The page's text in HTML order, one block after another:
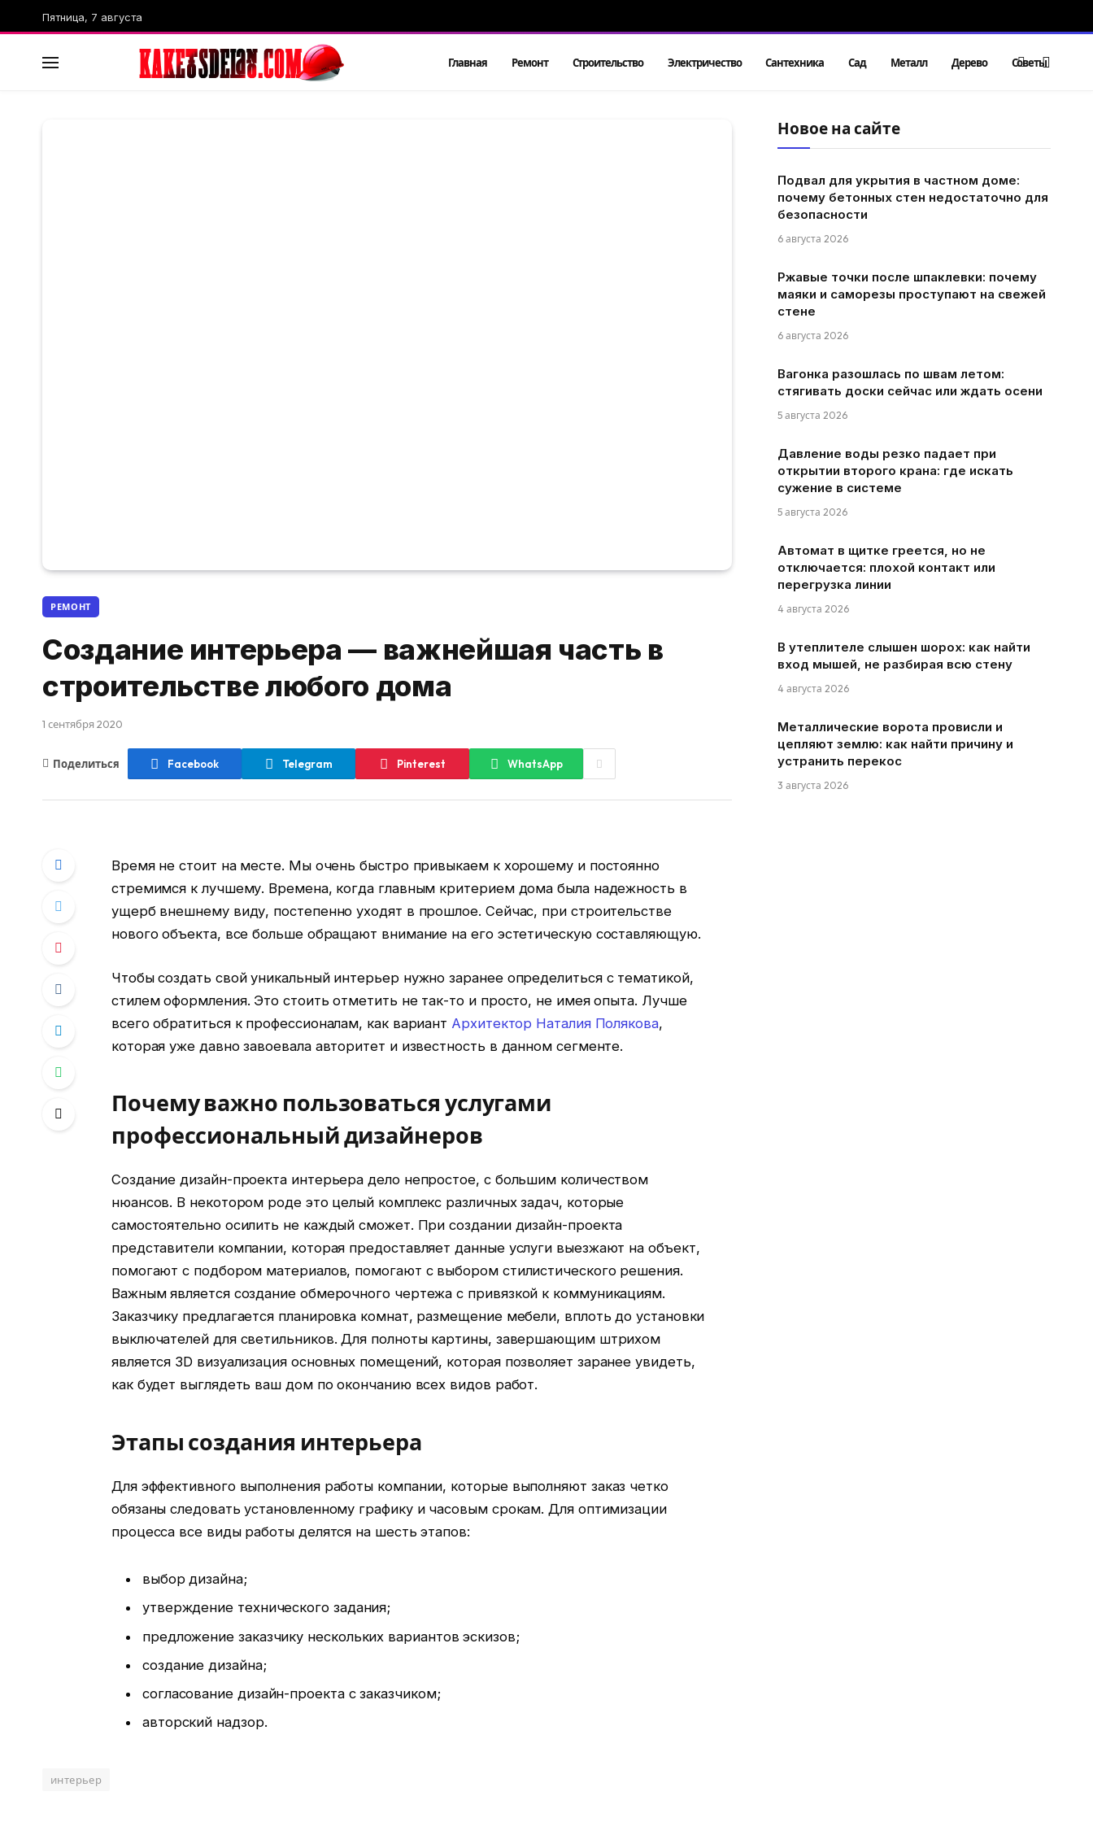
Пятница, 7 августа
Главная Ремонт Строительство Электричество Сантехника Сад Металл Дерево Советы
РЕМОНТ
Создание интерьера — важнейшая часть в
строительстве любого дома
1 сентября 2020
Поделиться Facebook Telegram Pinterest WhatsApp
Время не стоит на месте. Мы очень быстро привыкаем к хорошему и постоянно
стремимся к лучшему. Времена, когда главным критерием дома была надежность в
ущерб внешнему виду, постепенно уходят в прошлое. Сейчас, при строительстве
нового объекта, все больше обращают внимание на его эстетическую составляющую.
Чтобы создать свой уникальный интерьер нужно заранее определиться с тематикой,
стилем оформления. Это стоить отметить не так-то и просто, не имея опыта. Лучше
всего обратиться к профессионалам, как вариант Архитектор Наталия Полякова,
которая уже давно завоевала авторитет и известность в данном сегменте.
Почему важно пользоваться услугами
профессиональный дизайнеров
Создание дизайн-проекта интерьера дело непростое, с большим количеством
нюансов. В некотором роде это целый комплекс различных задач, которые
самостоятельно осилить не каждый сможет. При создании дизайн-проекта
представители компании, которая предоставляет данные услуги выезжают на объект,
помогают с подбором материалов, помогают с выбором стилистического решения.
Важным является создание обмерочного чертежа с привязкой к коммуникациям.
Заказчику предлагается планировка комнат, размещение мебели, вплоть до установки
выключателей для светильников. Для полноты картины, завершающим штрихом
является 3D визуализация основных помещений, которая позволяет заранее увидеть,
как будет выглядеть ваш дом по окончанию всех видов работ.
Этапы создания интерьера
Для эффективного выполнения работы компании, которые выполняют заказ четко
обязаны следовать установленному графику и часовым срокам. Для оптимизации
процесса все виды работы делятся на шесть этапов:
выбор дизайна;
утверждение технического задания;
предложение заказчику нескольких вариантов эскизов;
создание дизайна;
согласование дизайн-проекта с заказчиком;
авторский надзор.
интерьер
Новое на сайте
Подвал для укрытия в частном доме:
почему бетонных стен недостаточно для
безопасности
6 августа 2026
Ржавые точки после шпаклевки: почему
маяки и саморезы проступают на свежей
стене
6 августа 2026
Вагонка разошлась по швам летом:
стягивать доски сейчас или ждать осени
5 августа 2026
Давление воды резко падает при
открытии второго крана: где искать
сужение в системе
5 августа 2026
Автомат в щитке греется, но не
отключается: плохой контакт или
перегрузка линии
4 августа 2026
В утеплителе слышен шорох: как найти
вход мышей, не разбирая всю стену
4 августа 2026
Металлические ворота провисли и
цепляют землю: как найти причину и
устранить перекос
3 августа 2026